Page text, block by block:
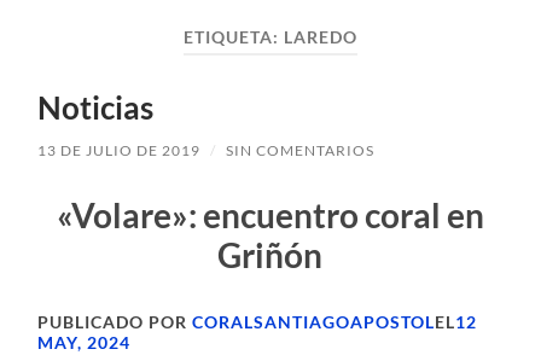
ETIQUETA: LAREDO
Noticias
13 DE JULIO DE 2019 / SIN COMENTARIOS
«Volare»: encuentro coral en
Griñón
PUBLICADO PORCORALSANTIAGOAPOSTOLEL12
MAY, 2024